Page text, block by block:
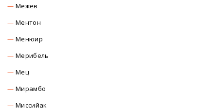
Межев
Ментон
Менюир
Мерибель
Мец
Мирамбо
Миссийак